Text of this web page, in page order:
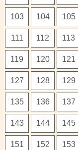
103 104 105
111 112 113
119 120 121
127 128 129
135 136 137
143 144 145
151 152 153